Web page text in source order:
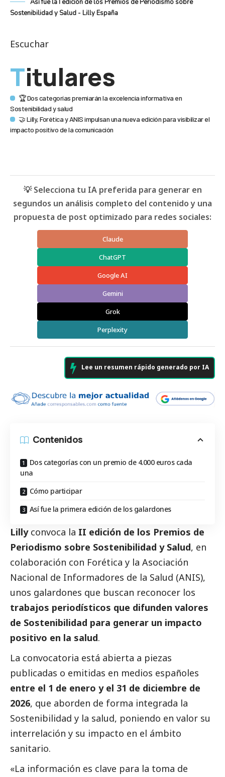
Así fue la I edición de los Premios de Periodismo sobre
Sostenibilidad y Salud - Lilly España
Escuchar
Titulares
🏆 Dos categorías premiarán la excelencia informativa en
Sostenibilidad y salud
🤝 Lilly, Forética y ANIS impulsan una nueva edición para visibilizar el
impacto positivo de la comunicación
💡 Selecciona tu IA preferida para generar en
segundos un análisis completo del contenido y una
propuesta de post optimizado para redes sociales:
Claude
ChatGPT
Google AI
Gemini
Grok
Perplexity
Lee un resumen rápido generado por IA
Contenidos
Dos categorías con un premio de 4.000 euros cada
una
Cómo participar
Así fue la primera edición de los galardones
Lillyconvoca la II edición de los Premios de
Periodismo sobre Sostenibilidad y Salud, en
colaboración con Forética y la Asociación
Nacional de Informadores de la Salud (ANIS),
unos galardones que buscan reconocer los
trabajos periodísticos que difunden valores
de Sostenibilidad para generar un impacto
positivo en la salud.
La convocatoria está abierta a piezas
publicadas o emitidas en medios españoles
entre el 1 de enero y el 31 de diciembre de
2026, que aborden de forma integrada la
Sostenibilidad y la salud, poniendo en valor su
interrelación y su impacto en el ámbito
sanitario.
«La información es clave para la toma de